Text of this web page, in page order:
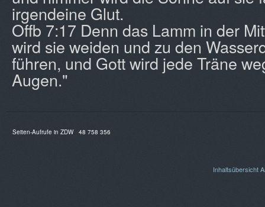
irgendeine Glut.
Offb 7:17 Denn das Lamm in der
wird sie weiden und zu den
führen, und Gott wird jede Träne
Augen."
Seiten-Aufrufe in ZDW 48 758 356
Inhaltsübersicht